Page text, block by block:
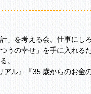
らない
」を考える会。仕事にし
うの幸せ」を手に入れる
。
ル』『35 歳からのお金